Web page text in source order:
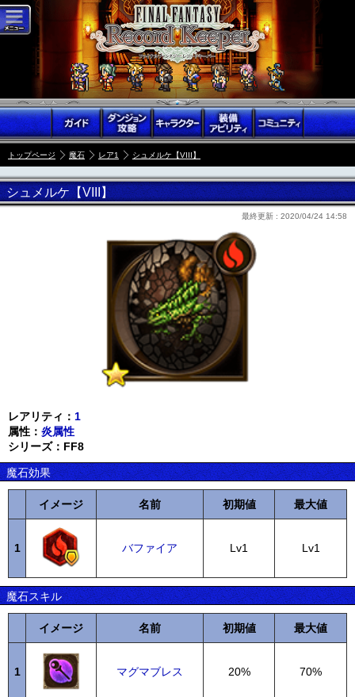
トップページ 魔石 レア1 シュメルケ【VIII】
シュメルケ【VIII】
最終更新 : 2020/04/24 14:58
レアリティ： 1
属性： 炎属性
シリーズ：FF8
魔石効果
イメージ 名前 初期値 最大値
1 バファイア Lv1 Lv1
魔石スキル
イメージ 名前 初期値 最大値
1 マグマブレス 20% 70%